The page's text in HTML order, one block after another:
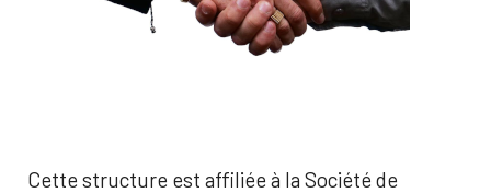
Cette structure est affiliée à la Société de